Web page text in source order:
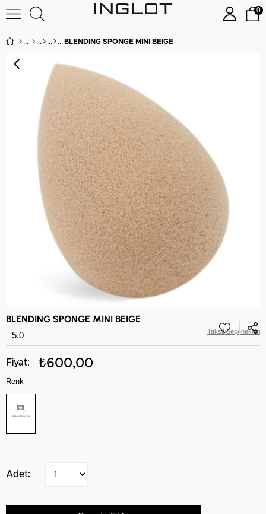
0
BLENDING SPONGE MINI BEIGE
BLENDING SPONGE MINI BEIGE
5.0
₺600,00
Taksit Seçenekleri
Renk